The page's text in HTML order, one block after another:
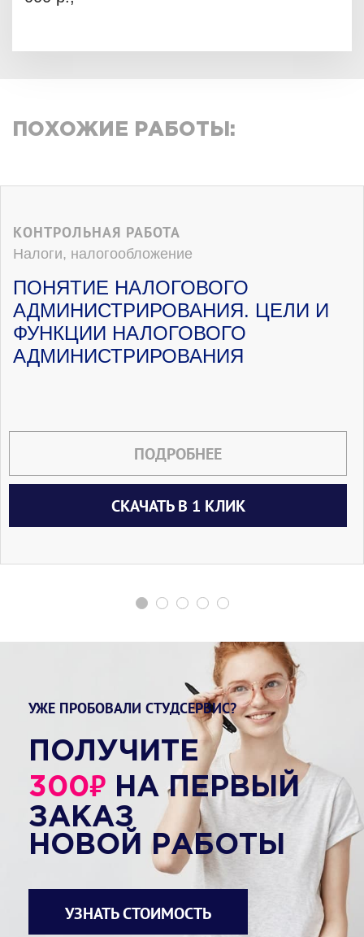
ПОХОЖИЕ РАБОТЫ:
КОНТРОЛЬНАЯ РАБОТА
Налоги, налогообложение
ПОНЯТИЕ НАЛОГОВОГО
АДМИНИСТРИРОВАНИЯ. ЦЕЛИ И
ФУНКЦИИ НАЛОГОВОГО
АДМИНИСТРИРОВАНИЯ
ПОДРОБНЕЕ
СКАЧАТЬ В 1 КЛИК
УЖЕ ПРОБОВАЛИ СТУДСЕРВИС?
ПОЛУЧИТЕ
300₽ НА ПЕРВЫЙ
ЗАКАЗ
НОВОЙ РАБОТЫ
УЗНАТЬ СТОИМОСТЬ